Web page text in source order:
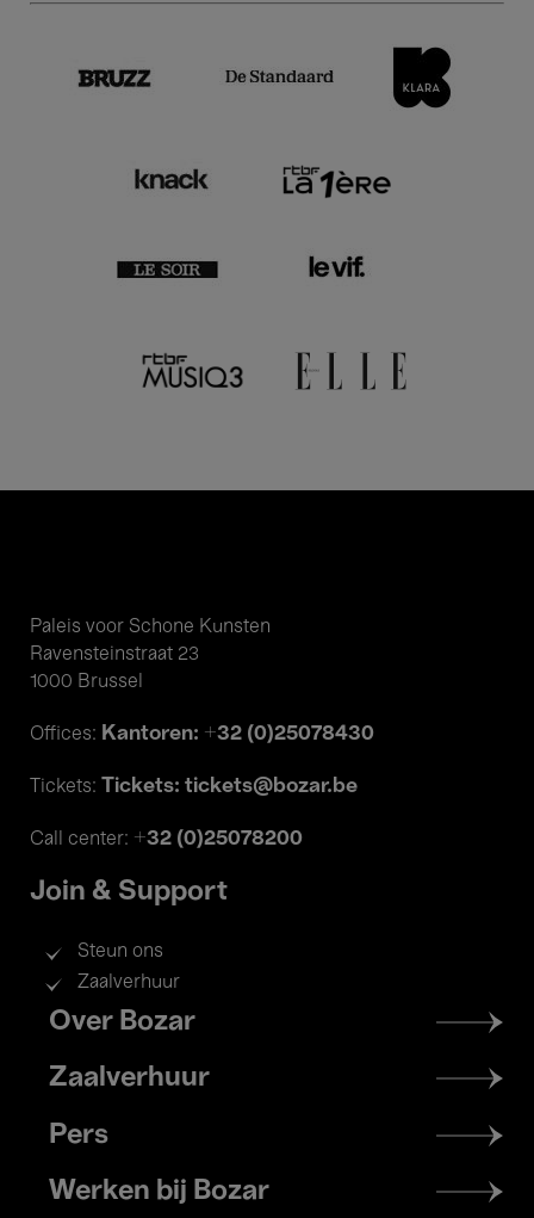
Paleis voor Schone Kunsten
Ravensteinstraat 23
1000 Brussel
Offices: Kantoren: +32 (0)25078430
Tickets: Tickets: tickets@bozar.be
Call center: +32 (0)25078200
Join & Support
Steun ons
Zaalverhuur
Footer
menu
Over Bozar
Zaalverhuur
Pers
Werken bij Bozar